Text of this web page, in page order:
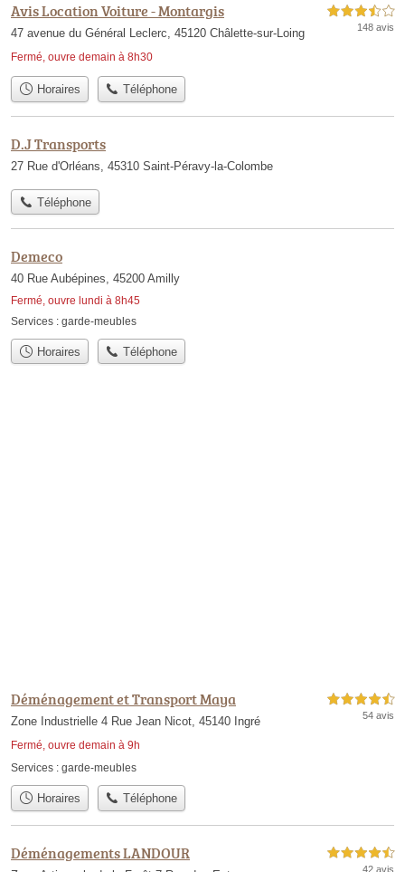
Avis Location Voiture - Montargis
47 avenue du Général Leclerc, 45120 Châlette-sur-Loing
Fermé, ouvre demain à 8h30
3,5 étoiles sur 5
148 avis
Horaires Téléphone
D.J Transports
27 Rue d'Orléans, 45310 Saint-Péravy-la-Colombe
Téléphone
Demeco
40 Rue Aubépines, 45200 Amilly
Fermé, ouvre lundi à 8h45
Services : garde-meubles
Horaires Téléphone
Déménagement et Transport Maya
Zone Industrielle 4 Rue Jean Nicot, 45140 Ingré
Fermé, ouvre demain à 9h
4,5 étoiles sur 5
54 avis
Services : garde-meubles
Horaires Téléphone
Déménagements LANDOUR 4,5 étoiles sur 5
42 avis